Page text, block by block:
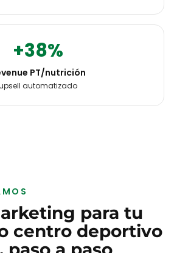
+38%
PT/nutrición
automatizado
para tu
centro deportivo